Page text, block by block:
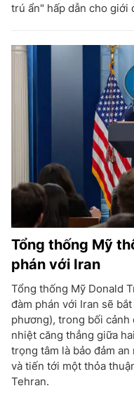
trú ẩn" hấp dẫn cho giới
Tổng thống Mỹ
phán với Iran
Tổng thống Mỹ Donald
đàm phán với Iran sẽ
phương), trong bối cảnh
nhiệt căng thẳng giữa
trọng tâm là bảo đảm
và tiến tới một thỏa
Tehran.